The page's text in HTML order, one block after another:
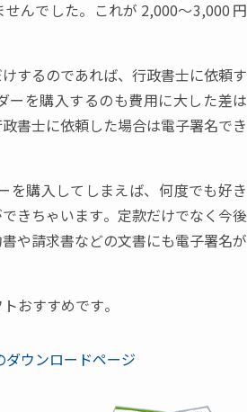
んでした。これが 2,000～3,000 円
するのであれば、 行政書士に依頼す
ーを購入するのも費用に大した差は
書士に依頼した場合は電子署名でき
を購入してしまえば、 何度でも好き
きちゃいます。定款だけでなく今後
や請求書などの文書にも電子署名が
おすすめです。
ダウンロードページ